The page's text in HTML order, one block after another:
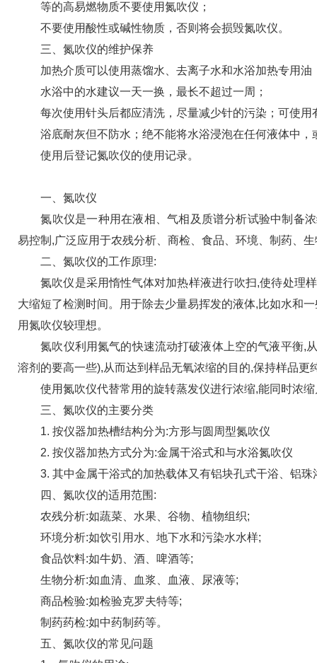
等的高易燃物质不要使用氮吹仪；
不要使用酸性或碱性物质，否则将会损毁氮吹仪。
三、氮吹仪的维护保养
加热介质可以使用蒸馏水、去离子水和水浴加热专用油
水浴中的水建议一天一换，最长不超过一周；
每次使用针头后都应清洗，尽量减少针的污染；可使用
浴底耐灰但不防水；绝不能将水浴浸泡在任何液体中，
使用后登记氮吹仪的使用记录。
一、氮吹仪
氮吹仪是一种用在液相、气相及质谱分析试验中制备浓
易控制,广泛应用于农残分析、商检、食品、环境、制药、
二、氮吹仪的工作原理:
氮吹仪是采用惰性气体对加热样液进行吹扫,使待处理样
大缩短了检测时间。用于除去少量易挥发的液体,比如水和
用氮吹仪较理想。
氮吹仪利用氮气的快速流动打破液体上空的气液平衡,从
溶剂的要高一些),从而达到样品无氧浓缩的目的,保持样品更
使用氮吹仪代替常用的旋转蒸发仪进行浓缩,能同时浓缩
三、氮吹仪的主要分类
1. 按仪器加热槽结构分为:方形与圆周型氮吹仪
2. 按仪器加热方式分为:金属干浴式和与水浴氮吹仪
3. 其中金属干浴式的加热载体又有铝块孔式干浴、铝珠
四、氮吹仪的适用范围:
农残分析:如蔬菜、水果、谷物、植物组织;
环境分析:如饮引用水、地下水和污染水水样;
食品饮料:如牛奶、酒、啤酒等;
生物分析:如血清、血浆、血液、尿液等;
商品检验:如检验克罗夫特等;
制药药检:如中药制药等。
五、氮吹仪的常见问题